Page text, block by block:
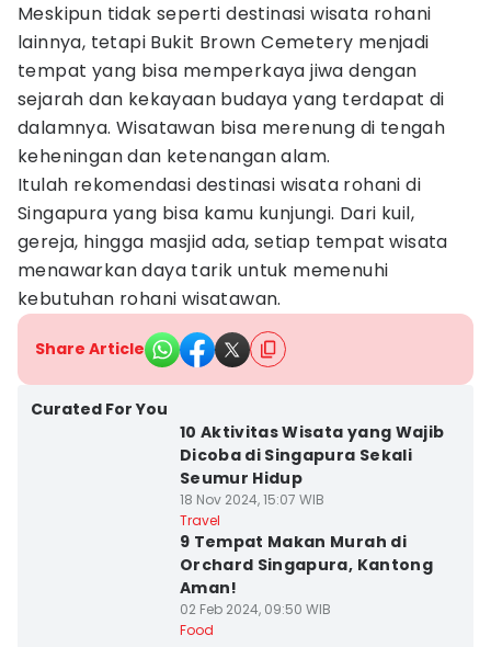
Meskipun tidak seperti destinasi wisata rohani
lainnya, tetapi Bukit Brown Cemetery menjadi
tempat yang bisa memperkaya jiwa dengan
sejarah dan kekayaan budaya yang terdapat di
dalamnya. Wisatawan bisa merenung di tengah
keheningan dan ketenangan alam.
Itulah rekomendasi destinasi wisata rohani di
Singapura yang bisa kamu kunjungi. Dari kuil,
gereja, hingga masjid ada, setiap tempat wisata
menawarkan daya tarik untuk memenuhi
kebutuhan rohani wisatawan.
Share Article
Curated For You
10 Aktivitas Wisata yang Wajib
Dicoba di Singapura Sekali
Seumur Hidup
18 Nov 2024, 15:07 WIB
Travel
9 Tempat Makan Murah di
Orchard Singapura, Kantong
Aman!
02 Feb 2024, 09:50 WIB
Food